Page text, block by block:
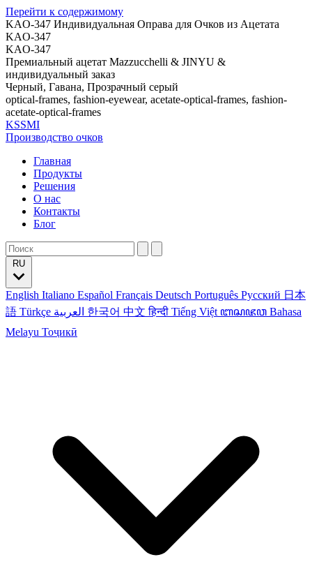
Перейти к содержимому
KAO-347 Индивидуальная Оправа для Очков из Ацетата
KAO-347
KAO-347
Премиальный ацетат Mazzucchelli & JINYU &
индивидуальный заказ
Черный, Гавана, Прозрачный серый
optical-frames, fashion-eyewear, acetate-optical-frames, fashion-
acetate-optical-frames
KSSMI
Производство очков
Главная
Продукты
Решения
О нас
Контакты
Блог
English Italiano Español Français Deutsch Português Русский 日本
語 Türkçe 한국어 中文हिन्दी Tiếng Việt ꦧꦱꦗꦮ Bahasa
Melayu Тоҷикӣ